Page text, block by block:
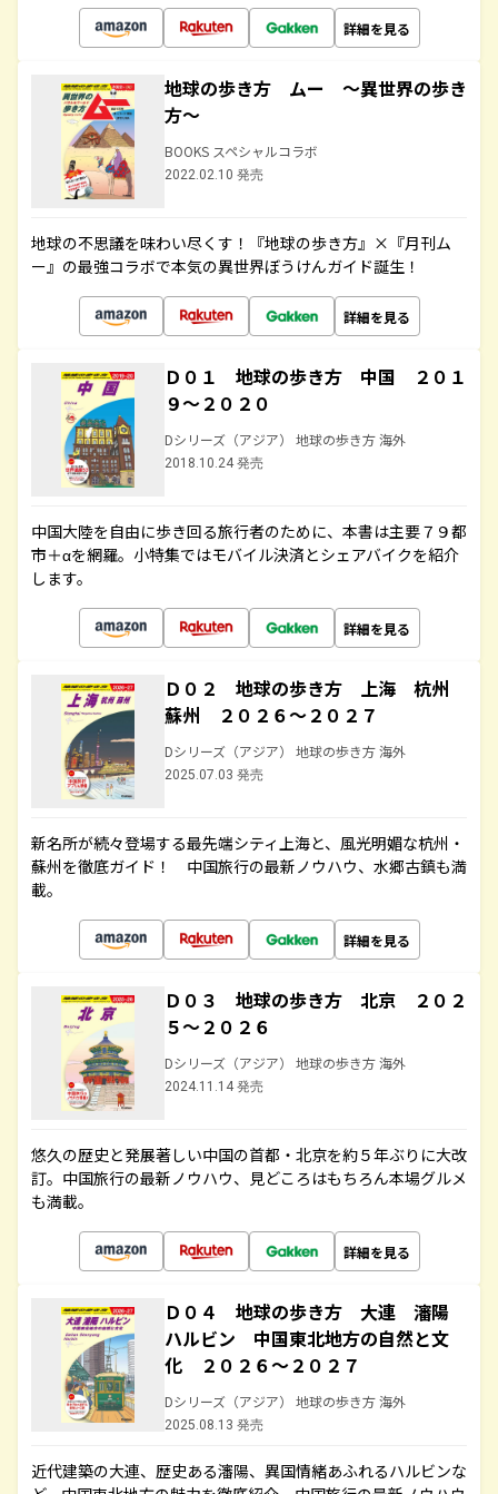
詳細を見る
地球の歩き方 ムー ～異世界の歩き
方～
BOOKS スペシャルコラボ
2022.02.10 発売
地球の不思議を味わい尽くす！『地球の歩き方』×『月刊ム
ー』の最強コラボで本気の異世界ぼうけんガイド誕生！
詳細を見る
Ｄ０１ 地球の歩き方 中国 ２０１
９～２０２０
Dシリーズ（アジア） 地球の歩き方 海外
2018.10.24 発売
中国大陸を自由に歩き回る旅行者のために、本書は主要７９都
市＋αを網羅。小特集ではモバイル決済とシェアバイクを紹介
します。
詳細を見る
Ｄ０２ 地球の歩き方 上海 杭州
蘇州 ２０２６～２０２７
Dシリーズ（アジア） 地球の歩き方 海外
2025.07.03 発売
新名所が続々登場する最先端シティ上海と、風光明媚な杭州・
蘇州を徹底ガイド！ 中国旅行の最新ノウハウ、水郷古鎮も満
載。
詳細を見る
Ｄ０３ 地球の歩き方 北京 ２０２
５～２０２６
Dシリーズ（アジア） 地球の歩き方 海外
2024.11.14 発売
悠久の歴史と発展著しい中国の首都・北京を約５年ぶりに大改
訂。中国旅行の最新ノウハウ、見どころはもちろん本場グルメ
も満載。
詳細を見る
Ｄ０４ 地球の歩き方 大連 瀋陽
ハルビン 中国東北地方の自然と文
化 ２０２６～２０２７
Dシリーズ（アジア） 地球の歩き方 海外
2025.08.13 発売
近代建築の大連、歴史ある瀋陽、異国情緒あふれるハルビンな